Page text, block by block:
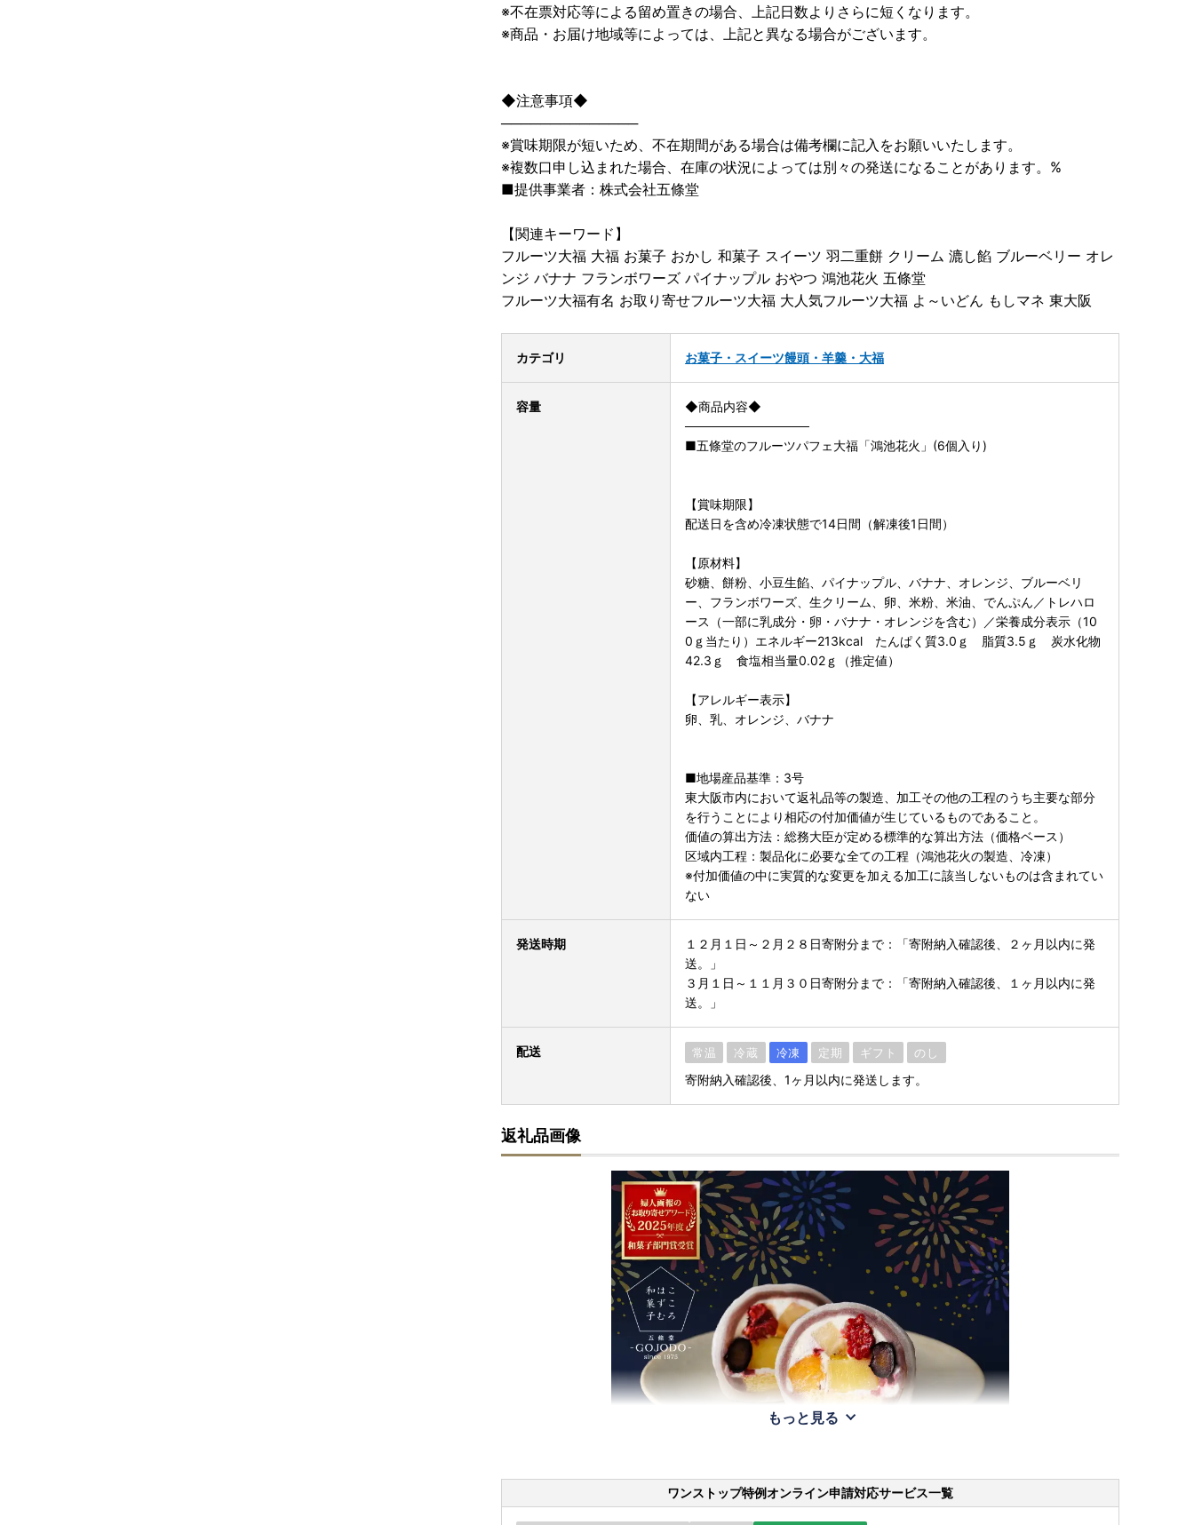
※不在票対応等による留め置きの場合、上記日数よりさらに短くなります。
※商品・お届け地域等によっては、上記と異なる場合がございます。
◆注意事項◆
──────────────
※賞味期限が短いため、不在期間がある場合は備考欄に記入をお願いいたします。
※複数口申し込まれた場合、在庫の状況によっては別々の発送になることがあります。%
■提供事業者：株式会社五條堂
【関連キーワード】
フルーツ大福 大福 お菓子 おかし 和菓子 スイーツ 羽二重餅 クリーム 漉し餡 ブルーベリー オレ
ンジ バナナ フランボワーズ パイナップル おやつ 鴻池花火 五條堂
フルーツ大福有名 お取り寄せフルーツ大福 大人気フルーツ大福 よ～いどん もしマネ 東大阪
カテゴリ お菓子・スイーツ饅頭・羊羹・大福
容量
◆商品内容◆
──────────────
■五條堂のフルーツパフェ大福「鴻池花火」(6個入り)
【賞味期限】
配送日を含め冷凍状態で14日間（解凍後1日間）
【原材料】
砂糖、餅粉、小豆生餡、パイナップル、バナナ、オレンジ、ブルーベリ
ー、フランボワーズ、生クリーム、卵、米粉、米油、でんぷん／トレハロ
ース（一部に乳成分・卵・バナナ・オレンジを含む）／栄養成分表示（10
0ｇ当たり）エネルギー213kcal たんぱく質3.0ｇ 脂質3.5ｇ 炭水化物
42.3ｇ 食塩相当量0.02ｇ（推定値）
【アレルギー表示】
卵、乳、オレンジ、バナナ
■地場産品基準：3号
東大阪市内において返礼品等の製造、加工その他の工程のうち主要な部分
を行うことにより相応の付加価値が生じているものであること。
価値の算出方法：総務大臣が定める標準的な算出方法（価格ベース）
区域内工程：製品化に必要な全ての工程（鴻池花火の製造、冷凍）
※付加価値の中に実質的な変更を加える加工に該当しないものは含まれてい
ない
発送時期
１２月１日～２月２８日寄附分まで：「寄附納入確認後、２ヶ月以内に発
送。」
３月１日～１１月３０日寄附分まで：「寄附納入確認後、１ヶ月以内に発
送。」
配送 常温 冷蔵 冷凍 定期 ギフト のし
寄附納入確認後、1ヶ月以内に発送します。
返礼品画像
もっと見る
ワンストップ特例オンライン申請対応サービス一覧